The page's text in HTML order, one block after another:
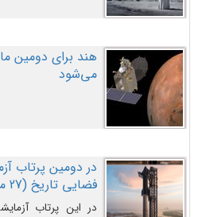
هند برای دومین
می‌شود
در دومین پرتاب
فضایی تاریخ (27 مهر‌) چه اتفاقی افتاد؟
در این پرتاب